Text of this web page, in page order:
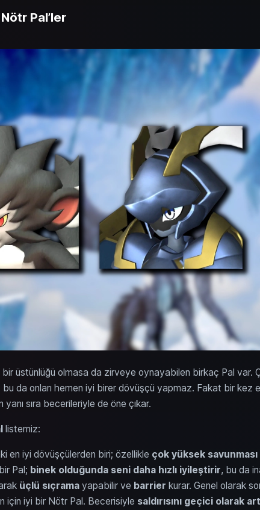
Pal’ler
bir üstünlüğü olmasa da zirveye oynayabilen birkaç Pal var.
bu da onları hemen iyi birer dövüşçü yapmaz. Fakat bir kez
sıra becerileriyle de öne çıkar.
listemiz:
en iyi dövüşçülerden biri; özellikle çok yüksek savunması
Pal; binek olduğunda seni daha hızlı iyileştirir, bu da
üçlü sıçramayapabilir ve barrier kurar. Genel olarak
için iyi bir Nötr Pal. Becerisiyle saldırısını geçici olarak